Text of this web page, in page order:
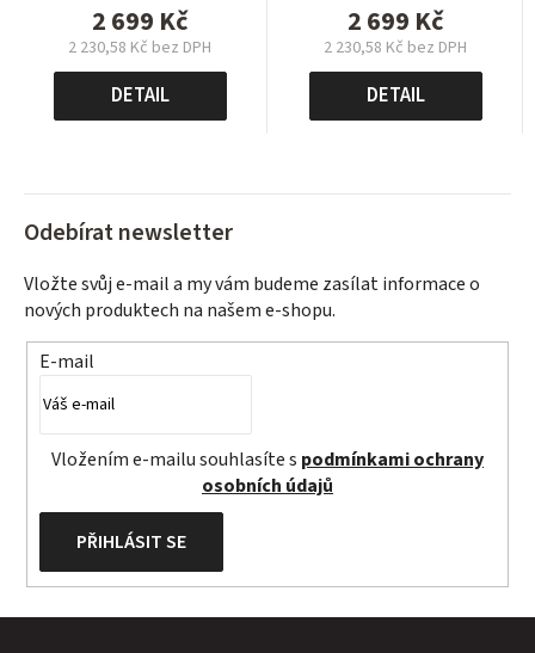
2 699 Kč
2 230,58 Kč bez DPH
Měrná
cena:
DETAIL
2 699 Kč
2 230,58 Kč bez DPH
Měrná
cena:
DETAIL
Odebírat newsletter
Vložte svůj e-mail a my vám budeme zasílat informace o
nových produktech na našem e-shopu.
E-mail
Vložením e-mailu souhlasíte s podmínkami ochrany
osobních údajů
PŘIHLÁSIT SE